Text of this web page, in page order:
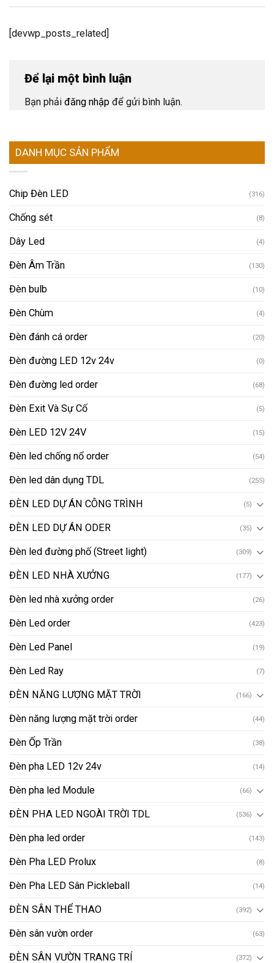
[devwp_posts_related]
Để lại một bình luận
Bạn phải đăng nhập để gửi bình luận.
DANH MỤC SẢN PHẨM
Chip Đèn LED (316)
Chống sét (8)
Dây Led (4)
Đèn Âm Trần (130)
Đèn bulb (10)
Đèn Chùm (4)
Đèn đánh cá order (20)
Đèn đường LED 12v 24v (0)
Đèn đường led order (68)
Đèn Exit Và Sự Cố (5)
Đèn LED 12V 24V (15)
Đèn led chống nổ order (54)
Đèn led dân dụng TDL (255)
ĐÈN LED DỰ ÁN CÔNG TRÌNH (5)
ĐÈN LED DỰ ÁN ODER (35)
Đèn led đường phố (Street light) (309)
ĐÈN LED NHÀ XƯỞNG (177)
Đèn led nhà xưởng order (26)
Đèn Led order (423)
Đèn Led Panel (19)
Đèn Led Ray (7)
ĐÈN NĂNG LƯỢNG MẶT TRỜI (166)
Đèn năng lượng mặt trời order (44)
Đèn Ốp Trần (38)
Đèn pha LED 12v 24v (14)
Đèn pha led Module (66)
ĐÈN PHA LED NGOÀI TRỜI TDL (536)
Đèn pha led order (143)
Đèn Pha LED Prolux (8)
Đèn Pha LED Sân Pickleball (14)
ĐÈN SÂN THỂ THAO (392)
Đèn sân vườn order (63)
ĐÈN SÂN VƯỜN TRANG TRÍ (372)